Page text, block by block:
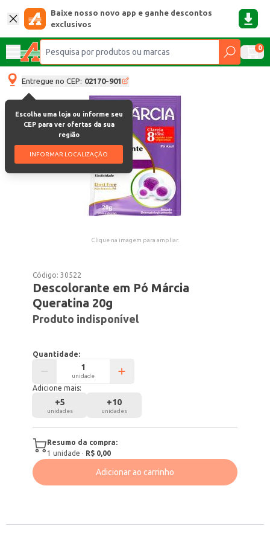
Baixe nosso novo app e ganhe descontos
exclusivos
0
Entregue no CEP: 02170-901
Escolha uma loja ou informe seu
CEP para ver ofertas da sua
região
INFORMAR LOCALIZAÇÃO
Clique na imagem para ampliar.
Código:30522
Descolorante em Pó Márcia
Queratina 20g
Produto indisponível
Quantidade:
unidade
Adicione mais:
+5
unidades
+10
unidades
Resumo da compra:
1 unidade · R$ 0,00
Adicionar ao carrinho